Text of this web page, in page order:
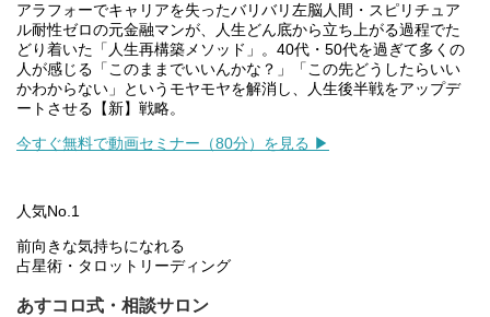
アラフォーでキャリアを失ったバリバリ左脳人間・スピリチュア
ル耐性ゼロの元金融マンが、人生どん底から立ち上がる過程でた
どり着いた「人生再構築メソッド」。40代・50代を過ぎて多くの
人が感じる「このままでいいんかな？」「この先どうしたらいい
かわからない」というモヤモヤを解消し、人生後半戦をアップデ
ートさせる【新】戦略。
今すぐ無料で動画セミナー（80分）を見る ▶
人気No.1
前向きな気持ちになれる
占星術・タロットリーディング
あすコロ式・相談サロン